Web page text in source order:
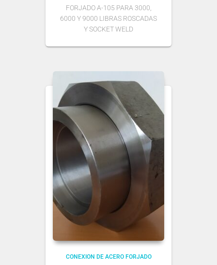
FORJADO A-105 PARA 3000,
6000 Y 9000 LIBRAS ROSCADAS
Y SOCKET WELD
CONEXION DE ACERO FORJADO